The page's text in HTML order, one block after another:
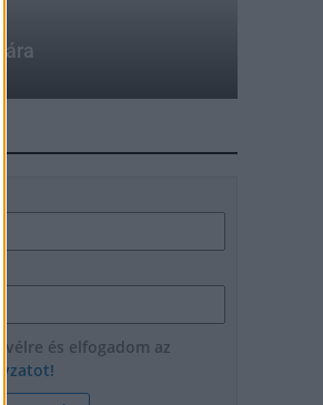
és elfogadom az